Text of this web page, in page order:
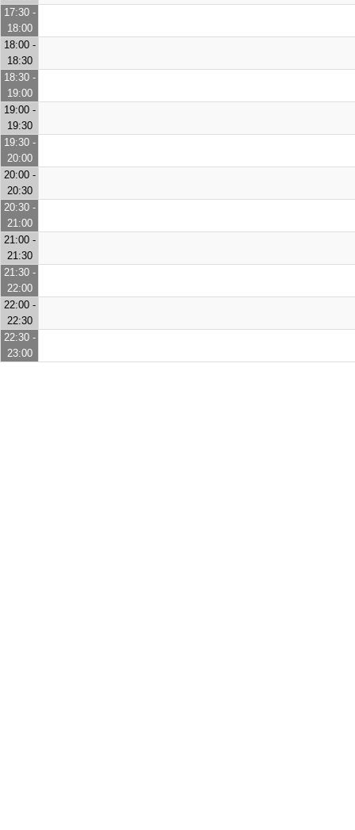
17:30 -
18:00
18:00 -
18:30
18:30 -
19:00
19:00 -
19:30
19:30 -
20:00
20:00 -
20:30
20:30 -
21:00
21:00 -
21:30
21:30 -
22:00
22:00 -
22:30
22:30 -
23:00